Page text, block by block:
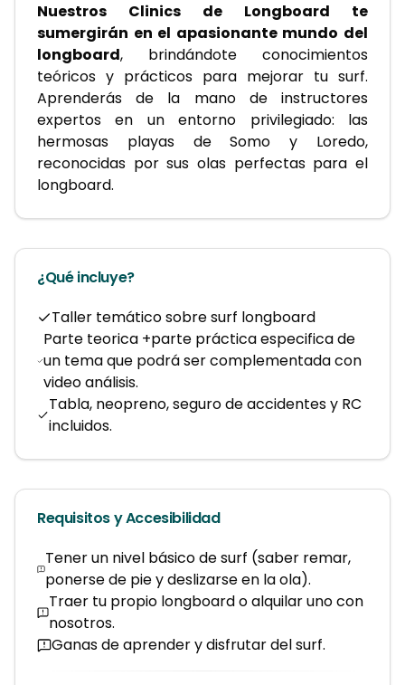
Nuestros Clinics de Longboard te
sumergirán en el apasionante mundo del
longboard, brindándote conocimientos
teóricos y prácticos para mejorar tu surf.
Aprenderás de la mano de instructores
expertos en un entorno privilegiado: las
hermosas playas de Somo y Loredo,
reconocidas por sus olas perfectas para el
longboard.
¿Qué incluye?
Taller temático sobre surf longboard
Parte teorica +parte práctica especifica de
un tema que podrá ser complementada con
video análisis.
Tabla, neopreno, seguro de accidentes y RC
incluidos.
Requisitos y Accesibilidad
Tener un nivel básico de surf (saber remar,
ponerse de pie y deslizarse en la ola).
Traer tu propio longboard o alquilar uno con
nosotros.
Ganas de aprender y disfrutar del surf.